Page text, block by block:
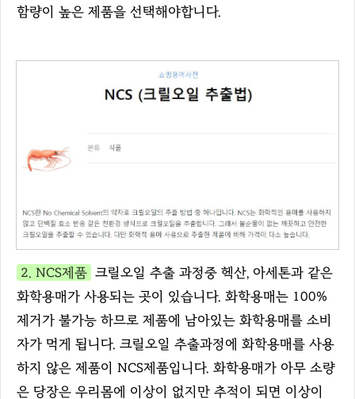
함량이 높은 제품을 선택해야합니다.
2. NCS제품 크릴오일 추출 과정중 헥산, 아세톤과 같은
화학용매가 사용되는 곳이 있습니다. 화학용매는 100%
제거가 불가능 하므로 제품에 남아있는 화학용매를 소비
자가 먹게 됩니다. 크릴오일 추출과정에 화학용매를 사용
하지 않은 제품이 NCS제품입니다. 화학용매가 아무 소량
은 당장은 우리몸에 이상이 없지만 추적이 되면 이상이